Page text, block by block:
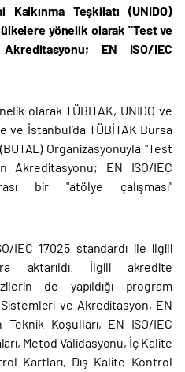
Teşkilatı (UNIDO)
yönelik olarak "Test ve
Akreditasyonu; EN ISO/IEC
olarak TÜBITAK, UNIDO ve
ve İstanbul’da TÜBİTAK Bursa
Organizasyonuyla "Test
Akreditasyonu; EN ISO/IEC
bir "atölye çalışması"
IEC 17025 standardı ile ilgili
aktarıldı. İlgili akredite
de yapıldığı program
ve Akreditasyon, EN
Teknik Koşulları, EN ISO/IEC
Metod Validasyonu, İç Kalite
Kartları, Dış Kalite Kontrol